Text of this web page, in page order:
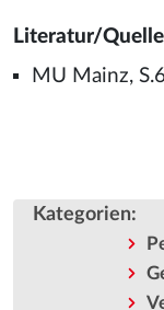
Literatur/
MU Mainz,
Kategorien: